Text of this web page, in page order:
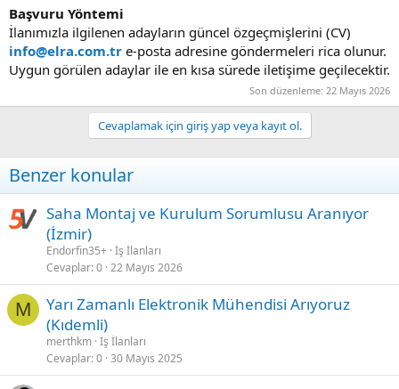
Başvuru Yöntemi
İlanımızla ilgilenen adayların güncel özgeçmişlerini (CV)
info@elra.com.tr e-posta adresine göndermeleri rica olunur.
Uygun görülen adaylar ile en kısa sürede iletişime geçilecektir.
Son düzenleme: 22 Mayıs 2026
Cevaplamak için giriş yap veya kayıt ol.
Benzer konular
Saha Montaj ve Kurulum Sorumlusu Aranıyor
(İzmir)
Endorfin35+ İş İlanları
Cevaplar 0 22 Mayıs 2026
M
Yarı Zamanlı Elektronik Mühendisi Arıyoruz
(Kıdemli)
merthkm İş İlanları
Cevaplar 0 30 Mayıs 2025